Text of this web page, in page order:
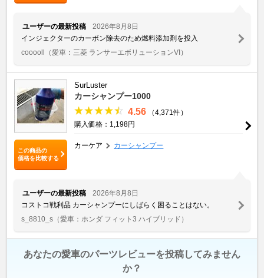
ユーザーの最新投稿
2026年8月8日
インジェクターのカーボン除去のため燃料添加剤を投入
cooooll （愛車：三菱 ランサーエボリューションVI）
この商品の
価格を比較する
SurLuster
カーシャンプー1000
4.56
（4,371件）
購入価格：1,198円
カーケア カーシャンプー
ユーザーの最新投稿
2026年8月8日
コストコ戦利品 カーシャンプーにしばらく困ることはない。
s_8810_s （愛車：ホンダ フィット3 ハイブリッド）
あなたの愛車のパーツレビューを投稿してみません
か？